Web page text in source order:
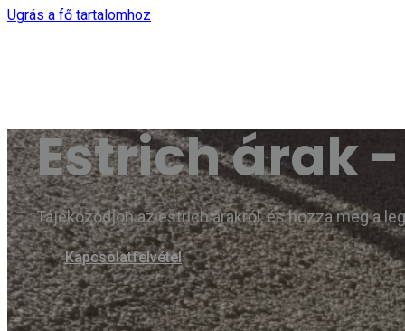
Ugrás a fő tartalomhoz
Estrich árak
Tájékozódjon az estrich árakról, és hozza meg a
Kapcsolatfelvétel